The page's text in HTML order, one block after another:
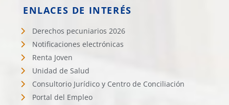
ENLACES DE INTERÉS
Derechos pecuniarios 2026
Notificaciones electrónicas
Renta Joven
Unidad de Salud
Consultorio Jurídico y Centro de Conciliación
Portal del Empleo